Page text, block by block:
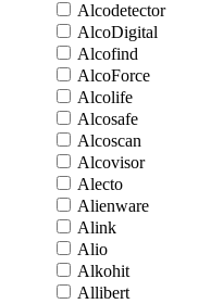
Alcodetector
AlcoDigital
Alcofind
AlcoForce
Alcolife
Alcosafe
Alcoscan
Alcovisor
Alecto
Alienware
Alink
Alio
Alkohit
Allibert